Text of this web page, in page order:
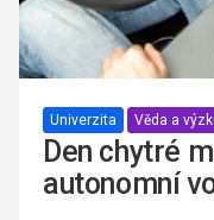
Univerzita Věda a
Den chytré
autonomní